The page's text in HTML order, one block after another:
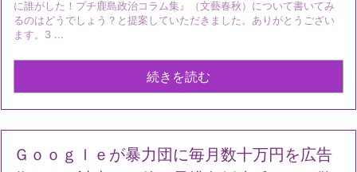
に誰がした！プチ鹿島政治コラム集』（文藝春秋）について書いてみ
るのはどうでしょう？と提案していただきました。ありがとうござい
ます。3 ...
続きを読む
Ｇｏｏｇｌｅが暴力団に毎月数十万円を広告